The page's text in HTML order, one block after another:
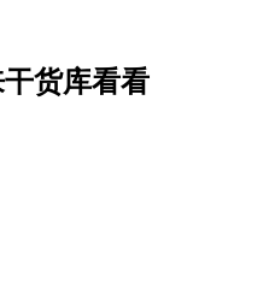
货库看看